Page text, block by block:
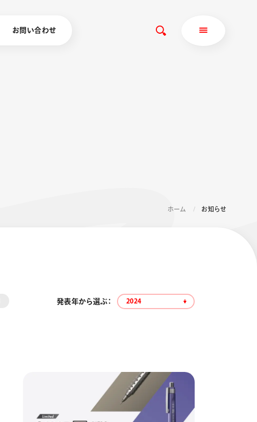
お問い合わせ
ーズ
ホーム お知らせ
発表年から選ぶ： 2024